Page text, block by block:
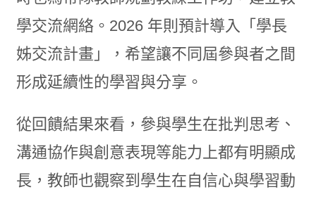
學交流網絡。2026 年則預計導入「學長
姊交流計畫」，希望讓不同屆參與者之間
形成延續性的學習與分享。
從回饋結果來看，參與學生在批判思考、
溝通協作與創意表現等能力上都有明顯成
長，教師也觀察到學生在自信心與學習動